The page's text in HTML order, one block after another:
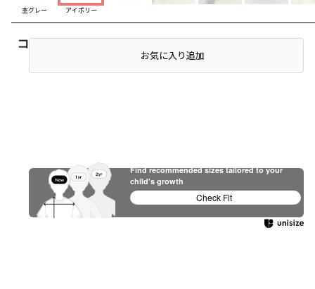
杢グレー アイボリー
コーディネート
お気に入り追加
Find recommended sizes tailored to your
child's growth
Check Fit